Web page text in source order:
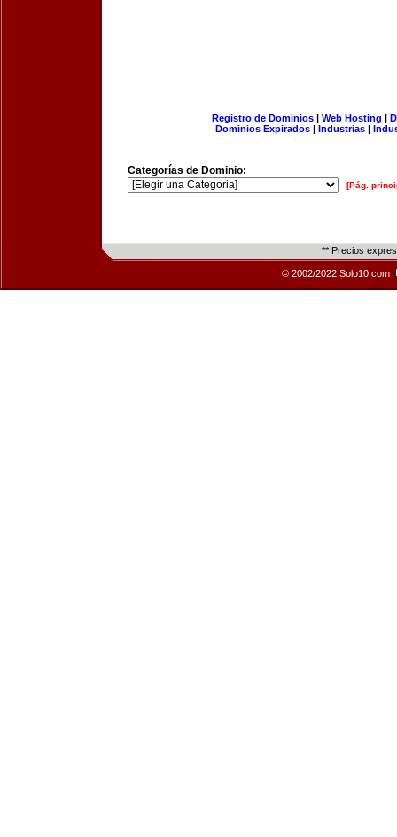
Registro de Dominios| Web Hosting |
Dominios Expirados | Industrias |
Categorías de Dominio:
[Pág.
** Precios
© 2002/2022 Solo10.com